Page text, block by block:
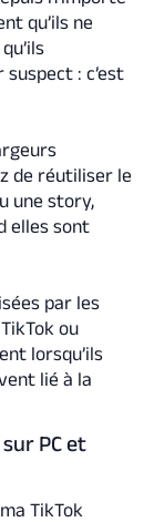
qu’ils ne
: c’est
de réutiliser le
une story,
elles sont
par les
ou
lorsqu’ils
lié à la
PC et
TikTok